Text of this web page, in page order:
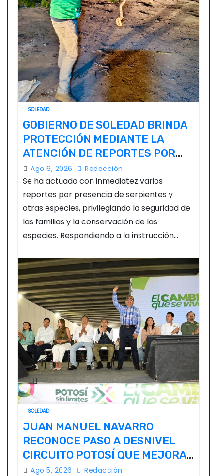
SOLEDAD
GOBIERNO DE SOLEDAD BRINDA
PROTECCIÓN MEDIANTE LA
ATENCIÓN DE REPORTES POR
FAUNA SILVESTRE
Ago 6, 2026 Redacción
Se ha actuado con inmediatez varios
reportes por presencia de serpientes y
otras especies, privilegiando la seguridad de
las familias y la conservación de las
especies. Respondiendo a la instrucción…
SOLEDAD
JUAN MANUEL NAVARRO
RECONOCE PASO A DESNIVEL
CIRCUITO POTOSÍ QUE MEJORA
LA MOVILIDAD METROPOLITANA
Ago 5, 2026 Redacción